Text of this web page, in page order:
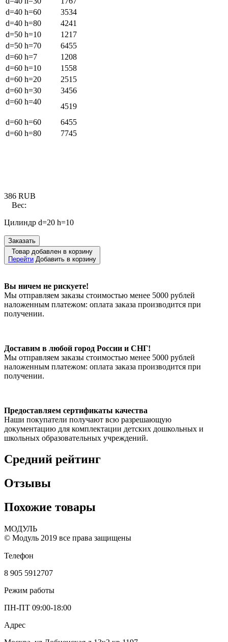
d=40 h=60
3534
d=40 h=80
4241
d=50 h=10
1217
d=50 h=70
6455
d=60 h=7
1208
d=60 h=10
1558
d=60 h=20
2515
d=60 h=30
3456
d=60 h=40
4519
d=60 h=60
6455
d=60 h=80
7745
386 RUB
Вес:
Цилиндр d=20 h=10
Заказать
Товар добавлен в корзину
Перейти Добавить в корзину
Вы ничем не рискуете!
Мы отправляем заказы стоимостью менее 5000 рублей
наложенным платежом: оплата заказа производится при
получении.
Доставим в любой город России и СНГ!
Мы отправляем заказы стоимостью менее 5000 рублей
наложенным платежом: оплата заказа производится при
получении.
Предоставляем сертификаты качества
Наши покупатели получают всю разрешающую
документацию для комплектации детских дошкольных и
школьных образовательных учреждений.
Средний рейтинг
Отзывы
Похожие товары
МОДУЛЬ
© Модуль 2019 все права защищены
Телефон
8 905 5912707
Режим работы
ПН-ПТ 09:00-18:00
Адрес